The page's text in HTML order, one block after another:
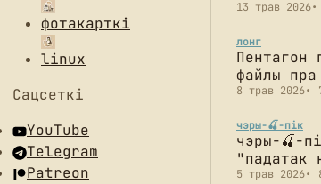
фотакарткі
linux
Сацсеткі
YouTube
Telegram
Patreon
13 трав 2026
лонг
Пентагон
файлы
8 трав 2026
чэры-🍒-пік
чэры-🍒-
"падатак
5 трав 2026